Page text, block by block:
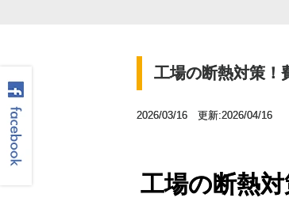
工場の断熱対策！
2026/03/16 更新:2026/04/16
工場の断熱